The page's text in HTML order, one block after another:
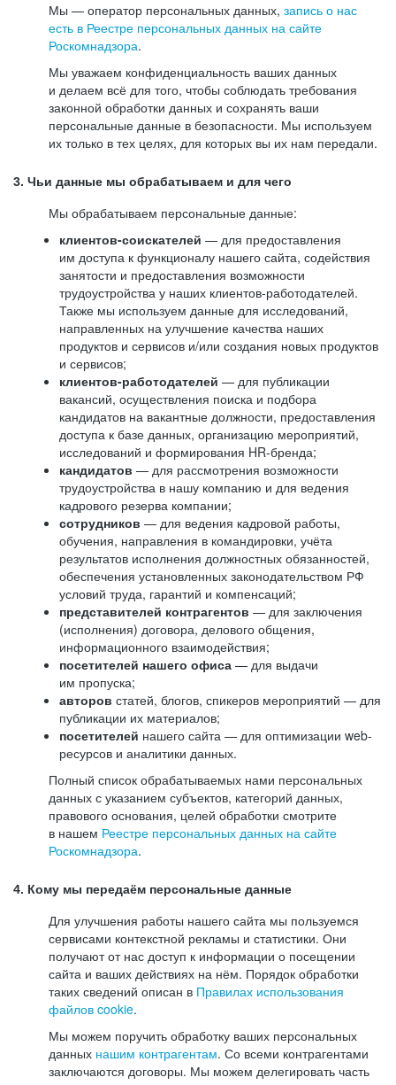
Мы — оператор персональных данных, запись о нас
есть в Реестре персональных данных на сайте
Роскомнадзора.
Мы уважаем конфиденциальность ваших данных
и делаем всё для того, чтобы соблюдать требования
законной обработки данных и сохранять ваши
персональные данные в безопасности. Мы используем
их только в тех целях, для которых вы их нам передали.
3. Чьи данные мы обрабатываем и для чего
Мы обрабатываем персональные данные:
клиентов-соискателей — для предоставления
им доступа к функционалу нашего сайта, содействия
занятости и предоставления возможности
трудоустройства у наших клиентов-работодателей.
Также мы используем данные для исследований,
направленных на улучшение качества наших
продуктов и сервисов и/или создания новых продуктов
и сервисов;
клиентов-работодателей — для публикации
вакансий, осуществления поиска и подбора
кандидатов на вакантные должности, предоставления
доступа к базе данных, организацию мероприятий,
исследований и формирования HR-бренда;
кандидатов — для рассмотрения возможности
трудоустройства в нашу компанию и для ведения
кадрового резерва компании;
сотрудников — для ведения кадровой работы,
обучения, направления в командировки, учёта
результатов исполнения должностных обязанностей,
обеспечения установленных законодательством РФ
условий труда, гарантий и компенсаций;
представителей контрагентов — для заключения
(исполнения) договора, делового общения,
информационного взаимодействия;
посетителей нашего офиса — для выдачи
им пропуска;
авторов статей, блогов, спикеров мероприятий — для
публикации их материалов;
посетителей нашего сайта — для оптимизации web-
ресурсов и аналитики данных.
Полный список обрабатываемых нами персональных
данных с указанием субъектов, категорий данных,
правового основания, целей обработки смотрите
в нашем Реестре персональных данных на сайте
Роскомнадзора.
4. Кому мы передаём персональные данные
Для улучшения работы нашего сайта мы пользуемся
сервисами контекстной рекламы и статистики. Они
получают от нас доступ к информации о посещении
сайта и ваших действиях на нём. Порядок обработки
таких сведений описан в Правилах использования
файлов cookie.
Мы можем поручить обработку ваших персональных
данных нашим контрагентам. Со всеми контрагентами
заключаются договоры. Мы можем делегировать часть